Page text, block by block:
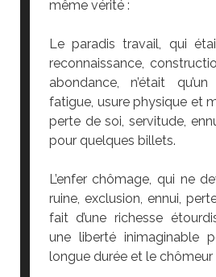
même vérité :
Le paradis travail, qui
reconnaissance,
abondance, n’était
fatigue, usure physique et
perte de soi, servitude,
pour quelques billets.
L’enfer chômage, qui ne
ruine, exclusion, ennui,
fait d’une richesse
une liberté inimaginable
longue durée et le